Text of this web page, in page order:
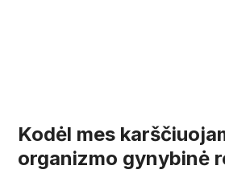
Kodėl mes
organizmo gynybinė